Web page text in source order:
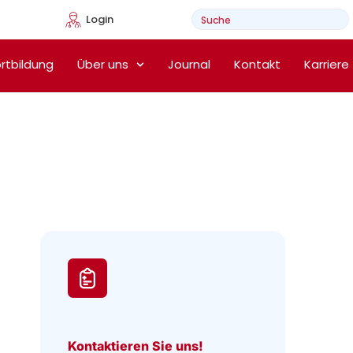
Login
HeimtherapieÜber uns Journal Kontakt Karriere
Kontaktieren Sie uns!